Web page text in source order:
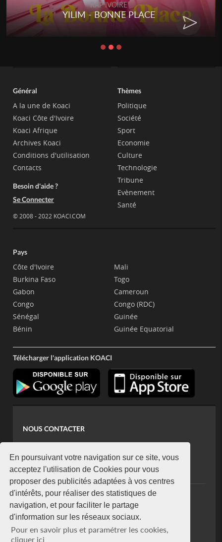
En poursuivant votre navigation sur ce site, vous
acceptez l'utilisation de Cookies pour vous
proposer des publicités adaptées à vos centres
d'intérêts, pour réaliser des statistiques de
navigation, et pour faciliter le partage
d'information sur les réseaux sociaux.
Pour en savoir plus et paramétrer les cookies,
cliquer ici
RAP IVOIRE
YILIM - BONNE PLACE
Général
A la une de Koaci
Koaci Côte d'Ivoire
Koaci Afrique
Archives Koaci
Conditions d'utilisation
Contacts
Besoin d'aide ?
Se Connecter
© 2008 - 2022 KOACI.COM
Thèmes
Politique
Société
Sport
Economie
Culture
Technologie
Tribune
Evènement
Santé
Pays
Côte d'Ivoire
Burkina Faso
Gabon
Congo
Sénégal
Bénin
Mali
Togo
Cameroun
Congo (RDC)
Guinée
Guinée Equatorial
Télécharger l'application KOACI
NOUS CONTACTER
koaci@yahoo.fr
+225 07 08 85 52 93
NEWSLETTER
Restez connecté via notre newsletter
S'abonner
Se désabonner